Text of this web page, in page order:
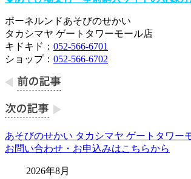
ボーネルンドあそびのせかい
タカシマヤ ゲートタワーモール店
キドキド： 052-566-6701
ショップ： 052-566-6702
あそびのせかい タカシマヤ ゲートタワー
お問い合わせ・お申込みはこちらから
2026年8月